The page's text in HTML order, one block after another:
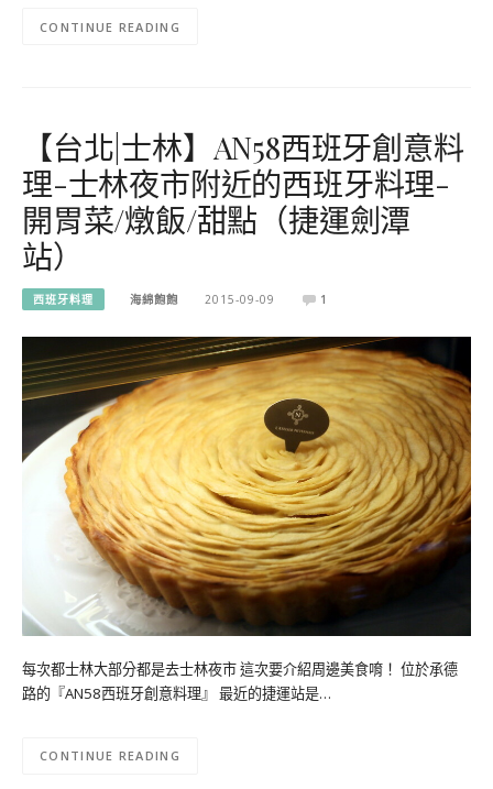
CONTINUE READING
【台北|士林】AN58西班牙創意料
理-士林夜市附近的西班牙料理-
開胃菜/燉飯/甜點（捷運劍潭
站）
西班牙料理 海綿飽飽 2015-09-09 1
每次都士林大部分都是去士林夜市 這次要介紹周邊美食唷！ 位於承德
路的『AN58西班牙創意料理』 最近的捷運站是…
CONTINUE READING